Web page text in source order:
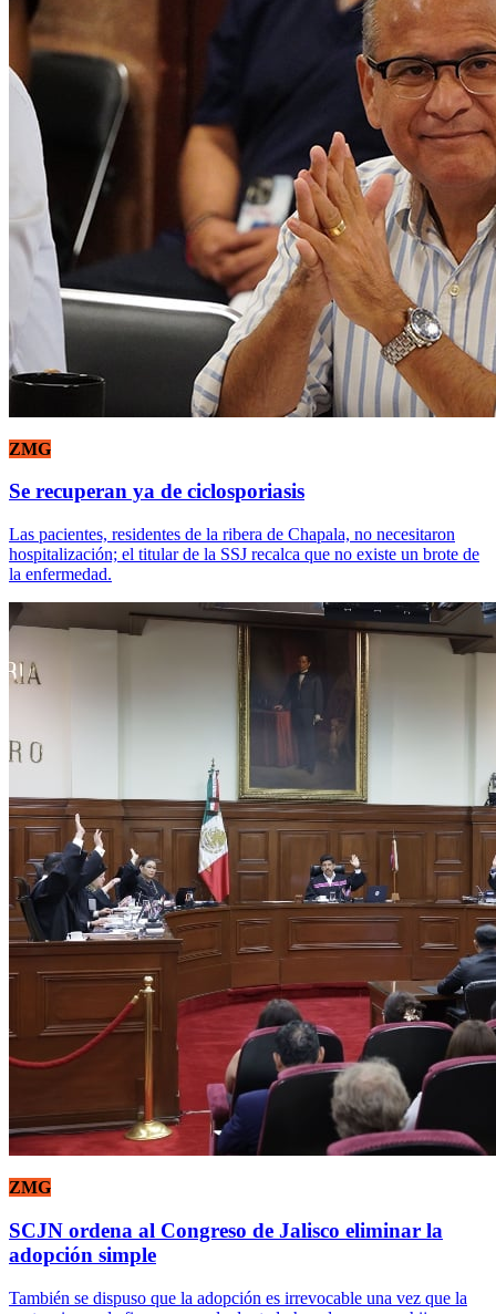
ZMG
Se recuperan ya de ciclosporiasis
Las pacientes, residentes de la ribera de Chapala, no necesitaron
hospitalización; el titular de la SSJ recalca que no existe un brote de
la enfermedad.
ZMG
SCJN ordena al Congreso de Jalisco eliminar la
adopción simple
También se dispuso que la adopción es irrevocable una vez que la